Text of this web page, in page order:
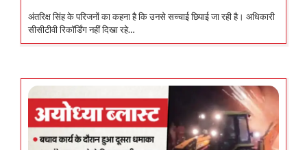
अंतरिक्ष सिंह के परिजनों का कहना है कि उनसे सच्चाई छिपाई जा रही है। अधिकारी
सीसीटीवी रिकॉर्डिंग नहीं दिखा रहे…